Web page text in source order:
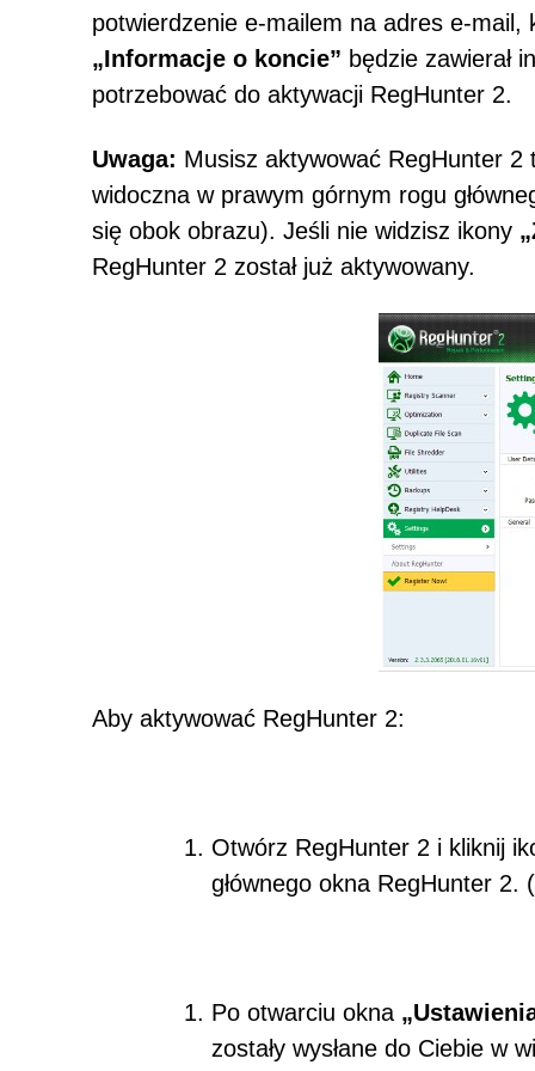
potwierdzenie e-mailem na adres e-mail,
„Informacje o koncie” będzie zawierał
potrzebować do aktywacji RegHunter 2.
Uwaga: Musisz aktywować RegHunter
widoczna w prawym górnym rogu
się obok obrazu). Jeśli nie widzisz ikony
RegHunter 2 został już aktywowany.
Aby aktywować RegHunter 2:
Otwórz RegHunter 2 i kliknij
głównego okna RegHunter
Po otwarciu okna
zostały wysłane do Ciebie w